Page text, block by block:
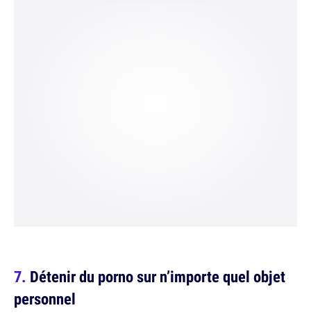
Détenir du porno sur n’importe quel objet
personnel